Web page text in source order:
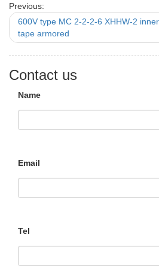
Previous:
600V type MC 2-2-2-6 XHHW-2
tape armored
Contact us
Name
Email
Tel